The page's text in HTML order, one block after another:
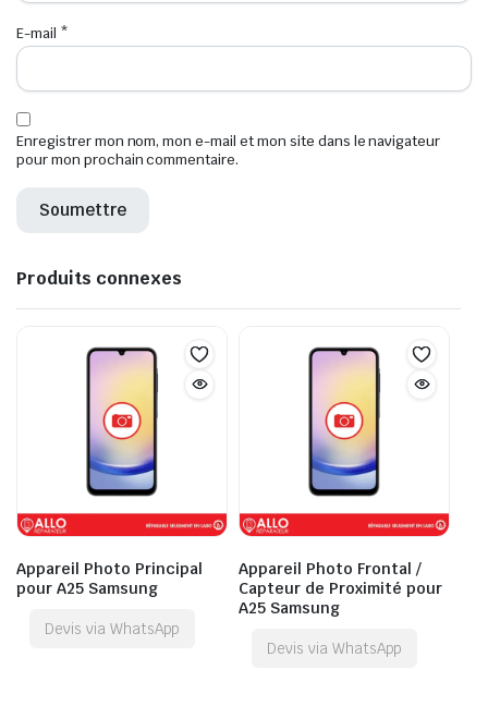
E-mail *
Enregistrer mon nom, mon e-mail et mon site dans le navigateur
pour mon prochain commentaire.
Produits connexes
Appareil Photo Principal
pour A25 Samsung
Devis via WhatsApp
Appareil Photo Frontal /
Capteur de Proximité pour
A25 Samsung
Devis via WhatsApp